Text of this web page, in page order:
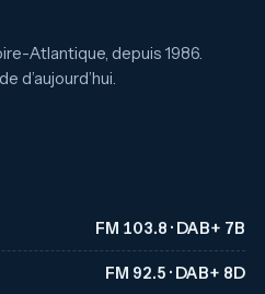
Atlantique, depuis 1986.
d’aujourd’hui.
FM 103.8 · DAB+ 7B
FM 92.5 · DAB+ 8D